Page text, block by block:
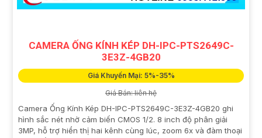
CAMERA ỐNG KÍNH KÉP DH-IPC-PTS2649C-
3E3Z-4GB20
Giá Khuyến Mại: 5%-35%
Giá Bán: liên hệ
Camera Ống Kính Kép DH-IPC-PTS2649C-3E3Z-4GB20 ghi
hình sắc nét nhờ cảm biến CMOS 1/2. 8 inch độ phân giải
3MP, hỗ trợ hiển thị hai kênh cùng lúc, zoom 6x và đàm thoại